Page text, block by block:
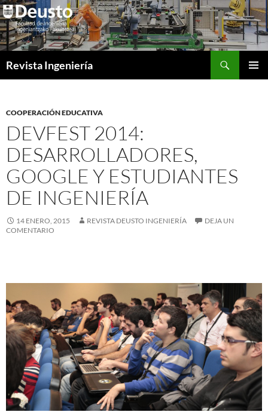
Saltar
al
contenido
Revista Ingeniería
COOPERACIÓN EDUCATIVA
DEVFEST 2014:
DESARROLLADORES,
GOOGLE Y ESTUDIANTES
DE INGENIERÍA
14 ENERO, 2015 REVISTA DEUSTO INGENIERÍA
DEJA UN
COMENTARIO